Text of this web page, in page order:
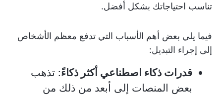
تناسب احتياجاتك بشكل أفضل.
فيما يلي بعض أهم الأسباب التي تدفع معظم الأشخاص
إلى إجراء التبديل:
قدرات ذكاء اصطناعي أكثر ذكاءً: تذهب
بعض المنصات إلى أبعد من ذلك من